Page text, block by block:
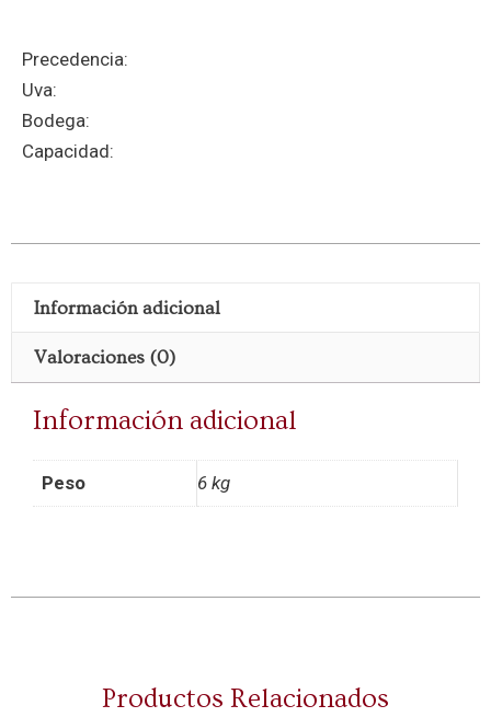
Precedencia:
Uva:
Bodega:
Capacidad:
Información adicional
Valoraciones (0)
Información adicional
Peso 6 kg
Productos Relacionados